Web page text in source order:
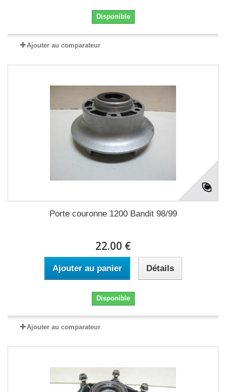
Disponible
Ajouter au comparateur
Porte couronne 1200 Bandit 98/99
22.00 €
Ajouter au panier Détails
Disponible
Ajouter au comparateur